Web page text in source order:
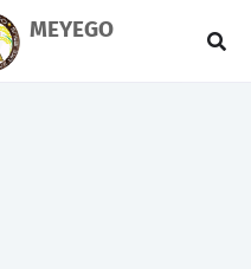
MEYEGO